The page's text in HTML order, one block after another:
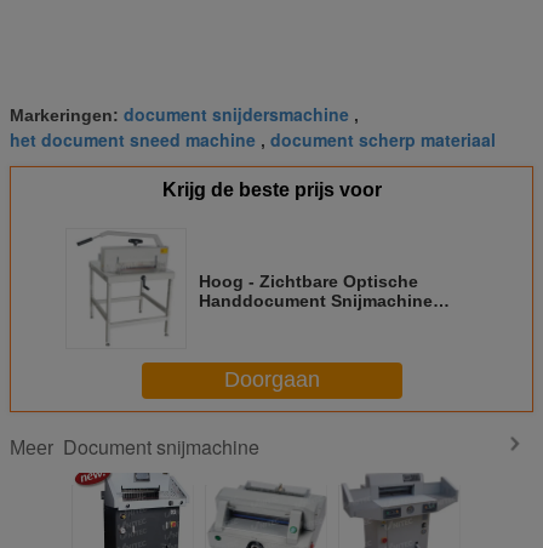
Markeringen: document snijdersmachine ,
het document sneed machine , document scherp materiaal
Krijg de beste prijs voor
Hoog - Zichtbare Optische
Handdocument Snijmachine
Doorgaan
Meer Document snijmachine